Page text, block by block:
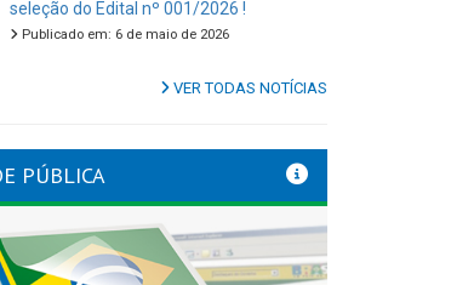
seleção do Edital nº 001/2026 !
Publicado em: 6 de maio de 2026
VER TODAS NOTÍCIAS
PÚBLICA